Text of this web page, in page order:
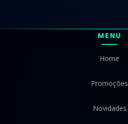
MENU
Home
Promoções
Novidades